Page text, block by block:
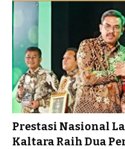
Prestasi Nasional
Kaltara Raih Dua